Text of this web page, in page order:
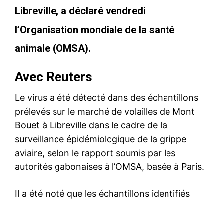
Libreville, a déclaré vendredi
l’Organisation mondiale de la santé
animale (OMSA).
Avec Reuters
Le virus a été détecté dans des échantillons
prélevés sur le marché de volailles de Mont
Bouet à Libreville dans le cadre de la
surveillance épidémiologique de la grippe
aviaire, selon le rapport soumis par les
autorités gabonaises à l’OMSA, basée à Paris.
Il a été noté que les échantillons identifiés